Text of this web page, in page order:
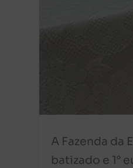
A Fazenda da
batizado e 1°